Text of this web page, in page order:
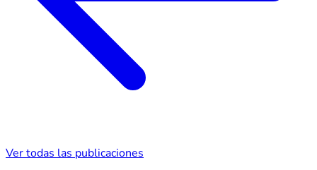
Ver todas las publicaciones